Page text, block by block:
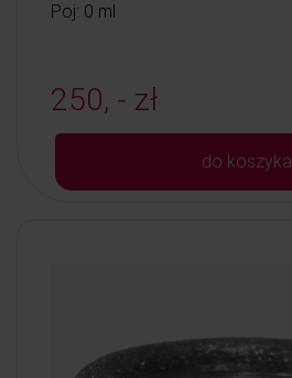
Poj: 0 ml
250, - zł
do koszyka